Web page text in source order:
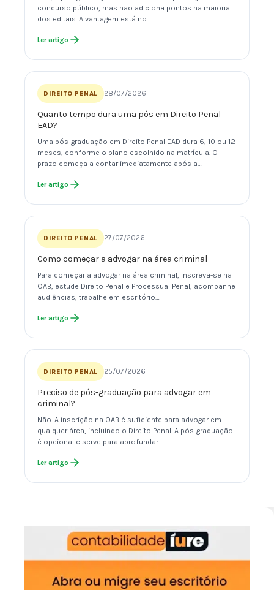
concurso público, mas não adiciona pontos na maioria
dos editais. A vantagem está no…
Ler artigo
DIREITO PENAL 28/07/2026
Quanto tempo dura uma pós em Direito Penal
EAD?
Uma pós-graduação em Direito Penal EAD dura 6, 10 ou 12
meses, conforme o plano escolhido na matrícula. O
prazo começa a contar imediatamente após a…
Ler artigo
DIREITO PENAL 27/07/2026
Como começar a advogar na área criminal
Para começar a advogar na área criminal, inscreva-se na
OAB, estude Direito Penal e Processual Penal, acompanhe
audiências, trabalhe em escritório…
Ler artigo
DIREITO PENAL 25/07/2026
Preciso de pós-graduação para advogar em
criminal?
Não. A inscrição na OAB é suficiente para advogar em
qualquer área, incluindo o Direito Penal. A pós-graduação
é opcional e serve para aprofundar…
Ler artigo